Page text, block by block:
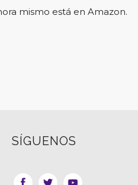
mismo está en Amazon.
SÍGUENOS